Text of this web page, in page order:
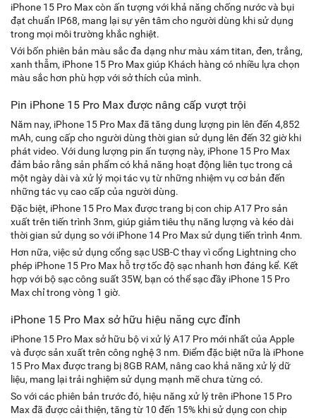
iPhone 15 Pro Max còn ấn tượng với khả năng chống nước và bụi
đạt chuẩn IP68, mang lại sự yên tâm cho người dùng khi sử dụng
trong mọi môi trường khắc nghiệt.
Với bốn phiên bản màu sắc đa dạng như màu xám titan, đen, trắng,
xanh thẫm, iPhone 15 Pro Max giúp Khách hàng có nhiều lựa chọn
màu sắc hơn phù hợp với sở thích của mình.
Pin iPhone 15 Pro Max được nâng cấp vượt trội
Năm nay, iPhone 15 Pro Max đã tăng dung lượng pin lên đến 4,852
mAh, cung cấp cho người dùng thời gian sử dụng lên đến 32 giờ khi
phát video. Với dung lượng pin ấn tượng này, iPhone 15 Pro Max
đảm bảo rằng sản phẩm có khả năng hoạt động liên tục trong cả
một ngày dài và xử lý mọi tác vụ từ những nhiệm vụ cơ bản đến
những tác vụ cao cấp của người dùng.
Đặc biệt, iPhone 15 Pro Max được trang bị con chip A17 Pro sản
xuất trên tiến trình 3nm, giúp giảm tiêu thụ năng lượng và kéo dài
thời gian sử dụng so với iPhone 14 Pro Max sử dụng tiến trình 4nm.
Hơn nữa, việc sử dụng cổng sạc USB-C thay vì cổng Lightning cho
phép iPhone 15 Pro Max hỗ trợ tốc độ sạc nhanh hơn đáng kể. Kết
hợp với bộ sạc công suất 35W, bạn có thể sạc đầy iPhone 15 Pro
Max chỉ trong vòng 1 giờ.
iPhone 15 Pro Max sở hữu hiệu năng cực đỉnh
iPhone 15 Pro Max sở hữu bộ vi xử lý A17 Pro mới nhất của Apple
và được sản xuất trên công nghệ 3 nm. Điểm đặc biệt nữa là iPhone
15 Pro Max được trang bị 8GB RAM, nâng cao khả năng xử lý dữ
liệu, mang lại trải nghiệm sử dụng mạnh mẽ chưa từng có.
So với các phiên bản trước đó, hiệu năng xử lý trên iPhone 15 Pro
Max đã được cải thiện, tăng từ 10 đến 15% khi sử dụng con chip